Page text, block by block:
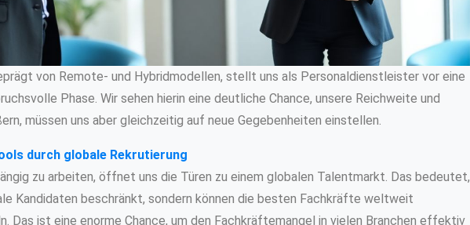
von Remote- und Hybridmodellen, stellt uns als Personaldienstleister vor eine
Phase. Wir sehen hierin eine deutliche Chance, unsere Reichweite und
müssen uns aber gleichzeitig auf neue Gegebenheiten einstellen.
durch globale Rekrutierung
zu arbeiten, öffnet uns die Türen zu einem globalen Talentmarkt. Das bedeutet,
Kandidaten beschränkt, sondern können die besten Fachkräfte weltweit
Das ist eine enorme Chance, um den Fachkräftemangel in vielen Branchen effektiv